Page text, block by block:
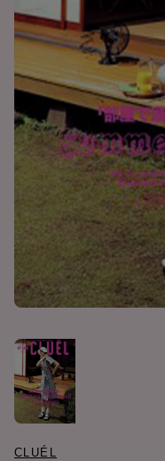
CLUÉL